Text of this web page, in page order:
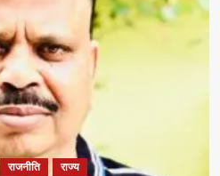
राजनीति राज्य